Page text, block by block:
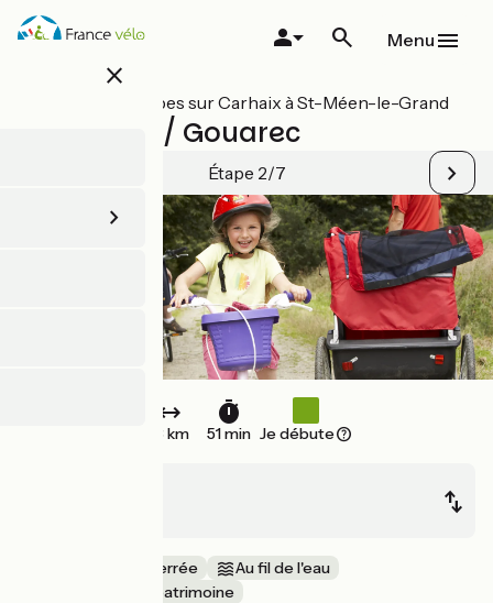
Aller
au
close
Menu
Toutes les étapes sur Carhaix à St-Méen-le-Grand
Rostrenen / Gouarec
Étape 2/7
13 km 51 min Je débute
Ancienne voie ferrée
Au fil de l'eau
Nature & petit patrimoine